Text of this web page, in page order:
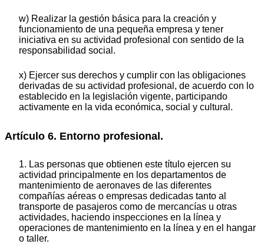
w) Realizar la gestión básica para la creación y
funcionamiento de una pequeña empresa y tener
iniciativa en su actividad profesional con sentido de la
responsabilidad social.
x) Ejercer sus derechos y cumplir con las obligaciones
derivadas de su actividad profesional, de acuerdo con lo
establecido en la legislación vigente, participando
activamente en la vida económica, social y cultural.
Artículo 6. Entorno profesional.
1. Las personas que obtienen este título ejercen su
actividad principalmente en los departamentos de
mantenimiento de aeronaves de las diferentes
compañías aéreas o empresas dedicadas tanto al
transporte de pasajeros como de mercancías u otras
actividades, haciendo inspecciones en la línea y
operaciones de mantenimiento en la línea y en el hangar
o taller.